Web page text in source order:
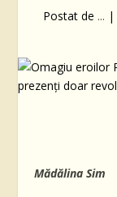
Postat de ... |
Mădălina Sim